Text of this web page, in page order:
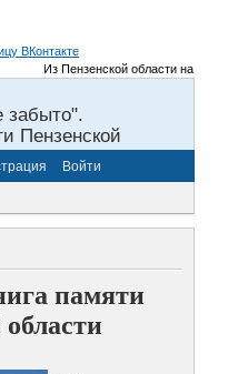
Из Пензенской области на
забыто".
Пензенской
Войти
памяти